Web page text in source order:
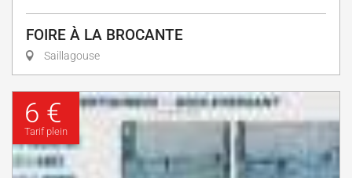
FOIRE À LA BROCANTE
Saillagouse
6 €
Tarif plein